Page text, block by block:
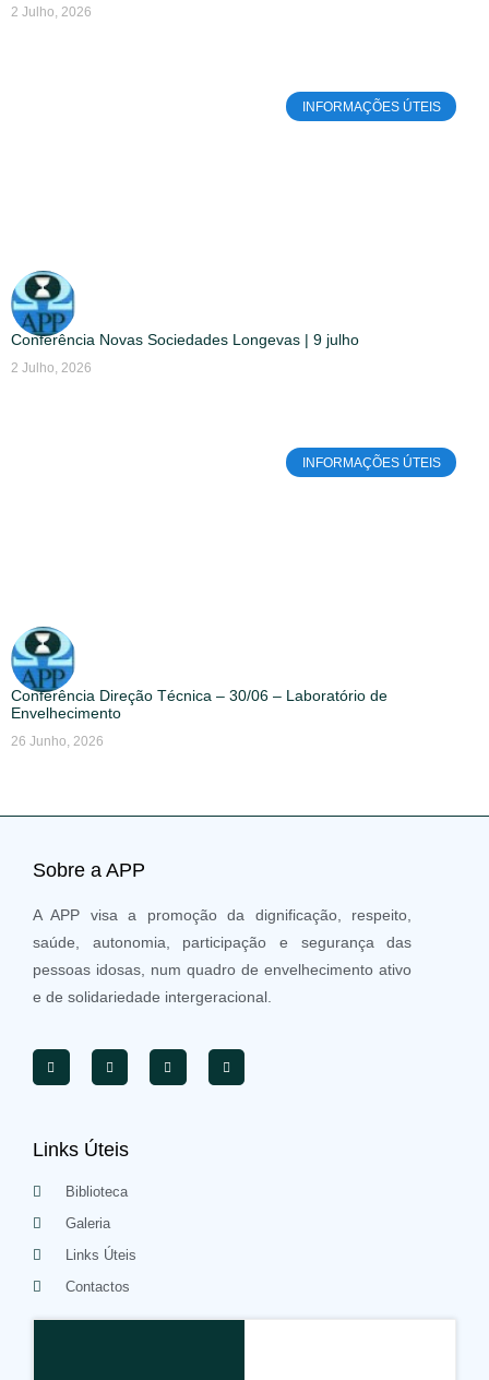
2 Julho, 2026
INFORMAÇÕES ÚTEIS
Conferência Novas Sociedades Longevas | 9 julho
2 Julho, 2026
INFORMAÇÕES ÚTEIS
Conferência Direção Técnica – 30/06 – Laboratório de
Envelhecimento
26 Junho, 2026
Sobre a APP
A APP visa a promoção da dignificação, respeito,
saúde, autonomia, participação e segurança das
pessoas idosas, num quadro de envelhecimento ativo
e de solidariedade intergeracional.
Links Úteis
Biblioteca
Galeria
Links Úteis
Contactos